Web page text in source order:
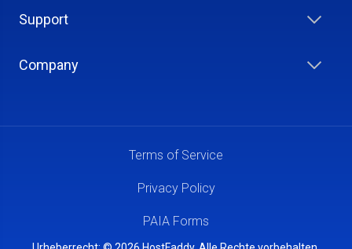
Support
Company
Terms of Service
Privacy Policy
PAIA Forms